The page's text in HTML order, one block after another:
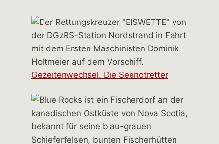
Gezeitenwechsel. Die Seenotretter